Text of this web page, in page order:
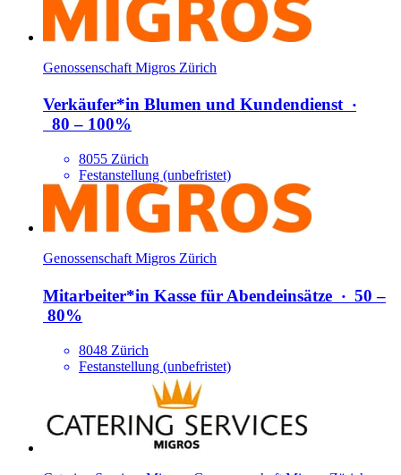
Genossenschaft Migros Zürich
Verkäufer*​in Blumen und Kundendienst‧
80 – 100%
8055 Zürich
Festanstellung (unbefristet)
Genossenschaft Migros Zürich
Mitarbeiter*​in Kasse für Abendeinsätze ‧ 50 –
80%
8048 Zürich
Festanstellung (unbefristet)